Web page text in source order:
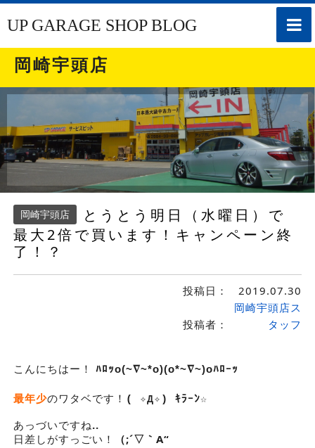
toggle
UP GARAGE SHOP BLOG
岡崎宇頭店
岡崎宇頭店
とうとう明日（水曜日）で
最大2倍で買います！キャンペーン終
了！？
投稿日： 2019.07.30
投稿者：
岡崎宇頭店ス
タッフ
こんにちはー ！ ﾊﾛｯo(~∇~*o)(o*~∇~)oﾊﾛｰｯ
最年少のワタベです！ ( ✧Д✧) ｷﾗｰﾝ☆
あっづいですね..
日差しがすっごい！
（;´▽｀A“